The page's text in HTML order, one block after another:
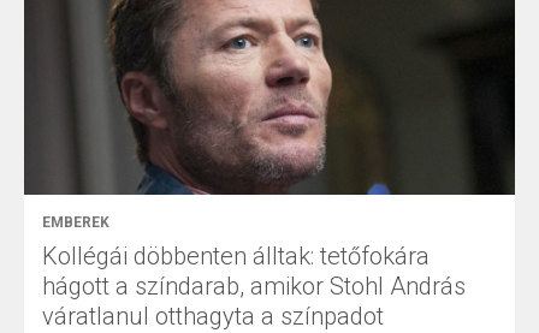
EMBEREK
Kollégái döbbenten álltak: tetőfokára
hágott a színdarab, amikor Stohl András
váratlanul otthagyta a színpadot